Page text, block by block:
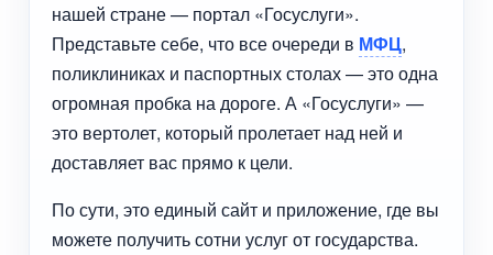
нашей стране — портал «Госуслуги».
Представьте себе, что все очереди в МФЦ,
поликлиниках и паспортных столах — это одна
огромная пробка на дороге. А «Госуслуги» —
это вертолет, который пролетает над ней и
доставляет вас прямо к цели.
По сути, это единый сайт и приложение, где вы
можете получить сотни услуг от государства.